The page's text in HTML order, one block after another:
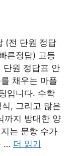
(전 단원 정답
른정답) 고등
단원 정답표 안
채우는 마플
입니다. 수학
, 그리고 많은
까지 방대한 양
는 문항 수가
… 더 읽기